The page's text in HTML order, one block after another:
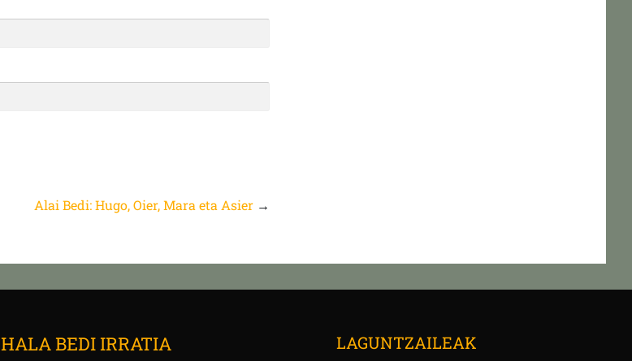
Alai Bedi: Hugo, Oier, Mara eta Asier →
HALA BEDI IRRATIA LAGUNTZAILEAK